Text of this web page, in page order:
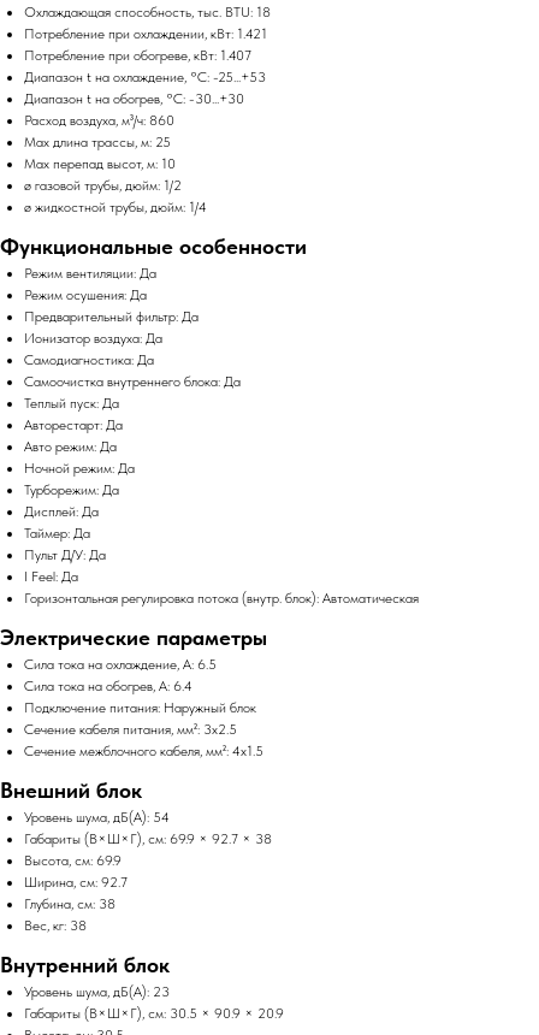
Охлаждающая способность, тыс. BTU: 18
Потребление при охлаждении, кВт: 1.421
Потребление при обогреве, кВт: 1.407
Диапазон t на охлаждение, °C: -25...+53
Диапазон t на обогрев, °C: -30...+30
Расход воздуха, м³/ч: 860
Max длина трассы, м: 25
Max перепад высот, м: 10
ø газовой трубы, дюйм: 1/2
ø жидкостной трубы, дюйм: 1/4
Функциональные особенности
Режим вентиляции: Да
Режим осушения: Да
Предварительный фильтр: Да
Ионизатор воздуха: Да
Самодиагностика: Да
Самоочистка внутреннего блока: Да
Теплый пуск: Да
Авторестарт: Да
Авто режим: Да
Ночной режим: Да
Турборежим: Да
Дисплей: Да
Таймер: Да
Пульт Д/У: Да
I Feel: Да
Горизонтальная регулировка потока (внутр. блок): Автоматическая
Электрические параметры
Сила тока на охлаждение, А: 6.5
Сила тока на обогрев, А: 6.4
Подключение питания: Наружный блок
Сечение кабеля питания, мм²: 3x2.5
Сечение межблочного кабеля, мм²: 4x1.5
Внешний блок
Уровень шума, дБ(А): 54
Габариты (В×Ш×Г), см: 69.9 × 92.7 × 38
Высота, см: 69.9
Ширина, см: 92.7
Глубина, см: 38
Вес, кг: 38
Внутренний блок
Уровень шума, дБ(А): 23
Габариты (В×Ш×Г), см: 30.5 × 90.9 × 20.9